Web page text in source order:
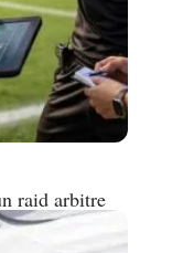
raid arbitre